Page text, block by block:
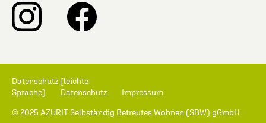
© 2025 AZURIT Selbständig Betreutes Wohnen (SBW) gGmbH
Datenschutz (leichte
Sprache)
Datenschutz Impressum